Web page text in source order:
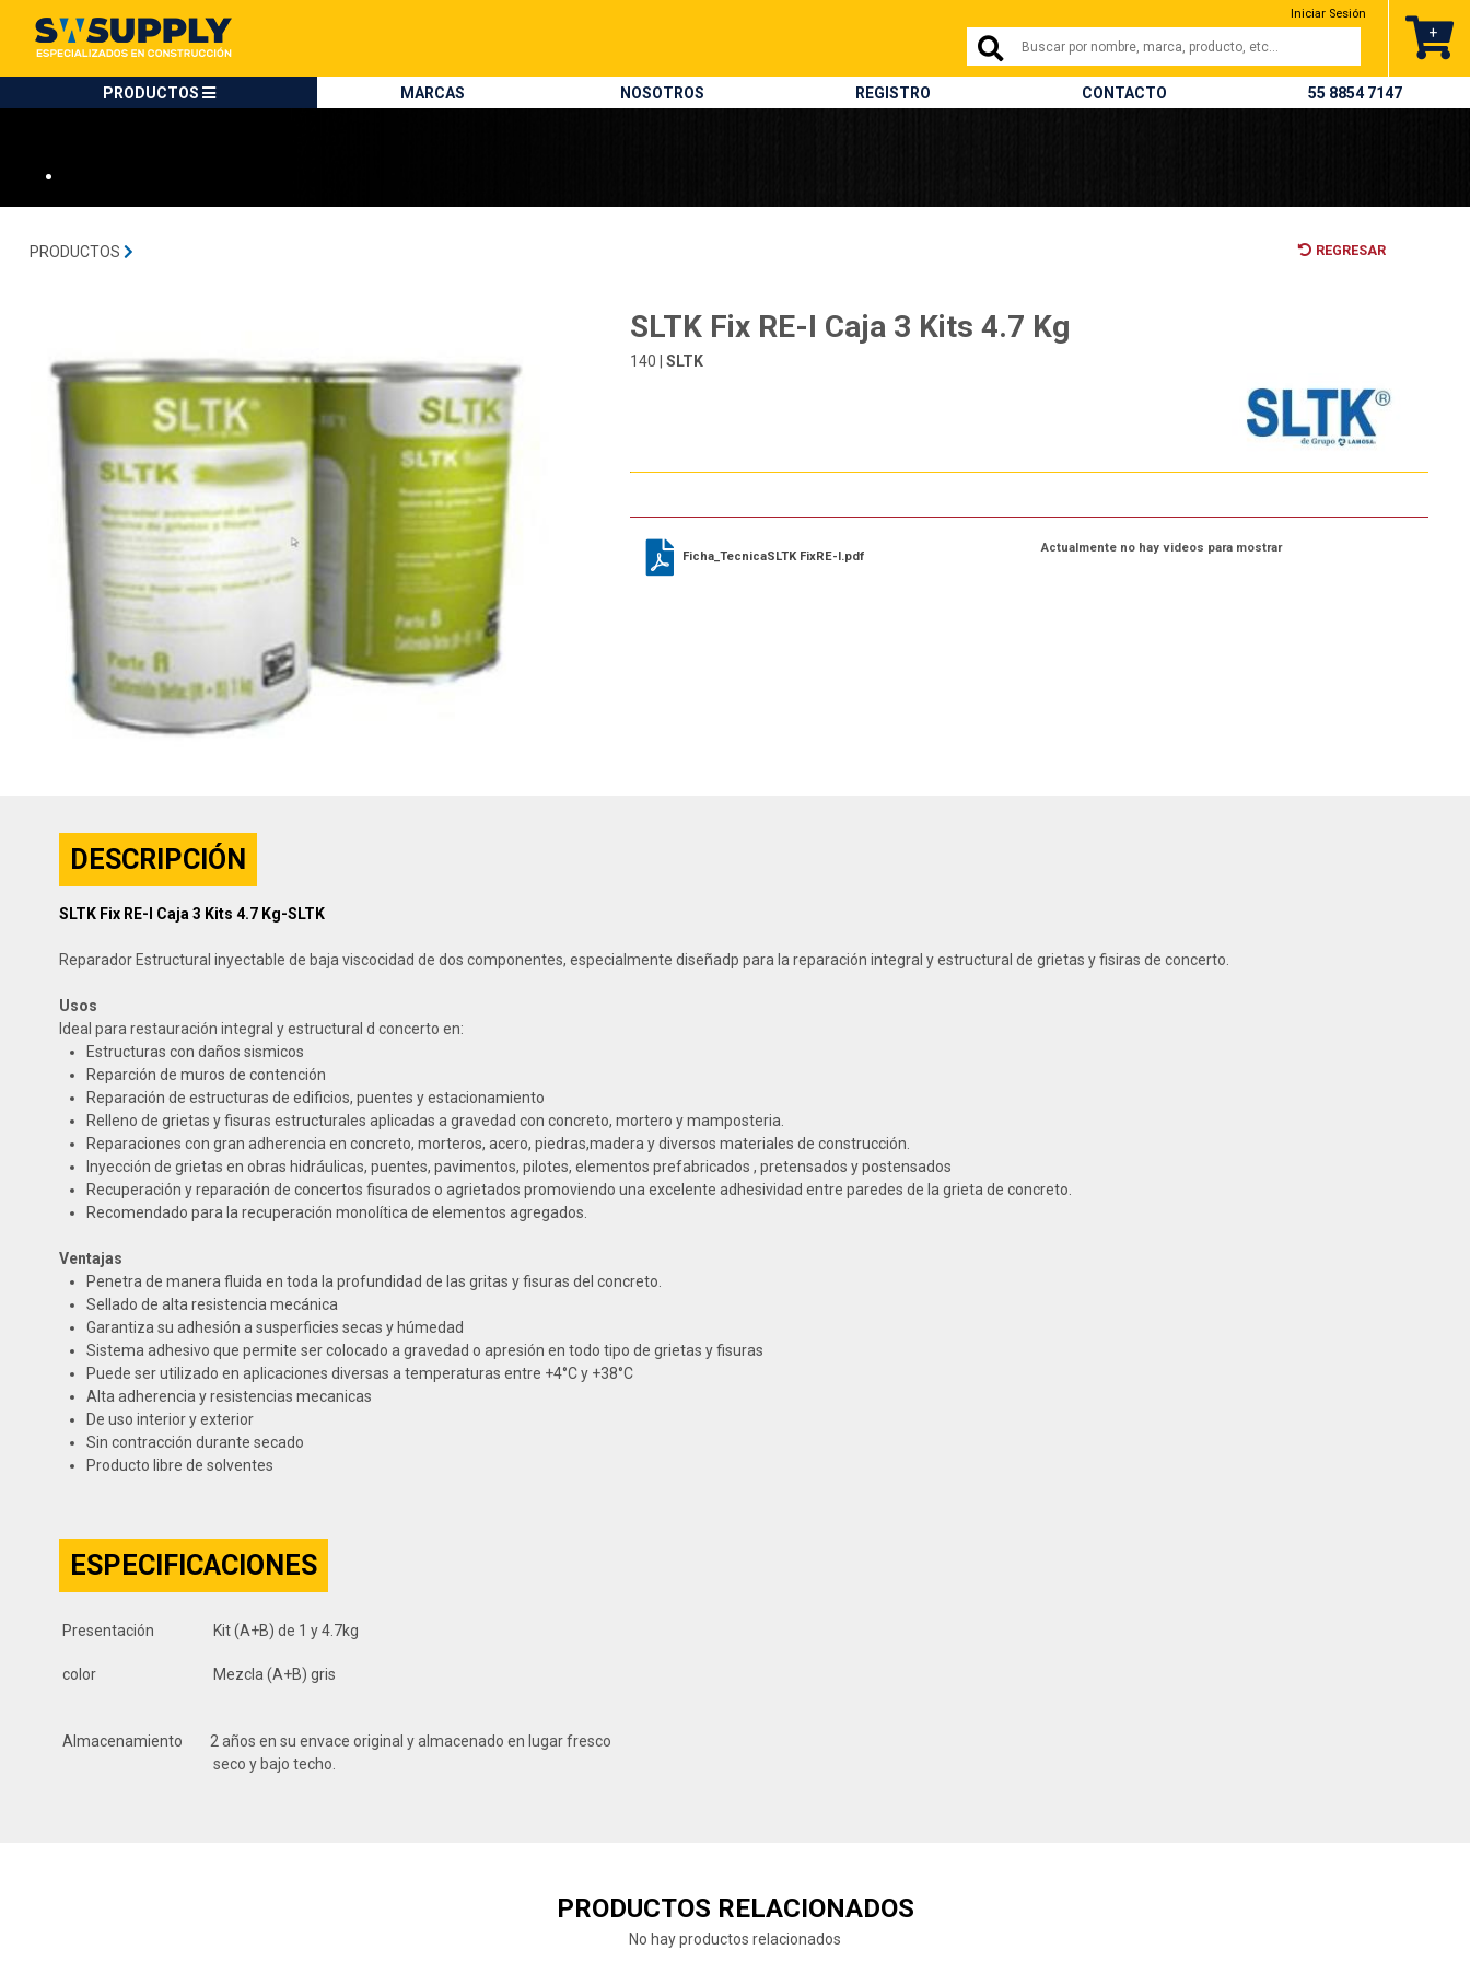
PRODUCTOS MARCAS NOSOTROS REGISTRO CONTACTO 55 8854 7147
Iniciar Sesión
+
•
PRODUCTOS REGRESAR
SLTK Fix RE-I Caja 3 Kits 4.7 Kg
140 |SLTK
Ficha_TecnicaSLTK FixRE-I.pdf
Actualmente no hay videos para mostrar
DESCRIPCIÓN
SLTK Fix RE-I Caja 3 Kits 4.7 Kg-SLTK
Reparador Estructural inyectable de baja viscocidad de dos componentes, especialmente diseñadp para la reparación integral y estructural de grietas y fisiras de concerto.
Usos
Ideal para restauración integral y estructural d concerto en:
Estructuras con daños sismicos
Reparción de muros de contención
Reparación de estructuras de edificios, puentes y estacionamiento
Relleno de grietas y fisuras estructurales aplicadas a gravedad con concreto, mortero y mamposteria.
Reparaciones con gran adherencia en concreto, morteros, acero, piedras,madera y diversos materiales de construcción.
Inyección de grietas en obras hidráulicas, puentes, pavimentos, pilotes, elementos prefabricados , pretensados y postensados
Recuperación y reparación de concertos fisurados o agrietados promoviendo una excelente adhesividad entre paredes de la grieta de concreto.
Recomendado para la recuperación monolítica de elementos agregados.
Ventajas
Penetra de manera fluida en toda la profundidad de las gritas y fisuras del concreto.
Sellado de alta resistencia mecánica
Garantiza su adhesión a susperficies secas y húmedad
Sistema adhesivo que permite ser colocado a gravedad o apresión en todo tipo de grietas y fisuras
Puede ser utilizado en aplicaciones diversas a temperaturas entre +4°C y +38°C
Alta adherencia y resistencias mecanicas
De uso interior y exterior
Sin contracción durante secado
Producto libre de solventes
ESPECIFICACIONES
Presentación Kit (A+B) de 1 y 4.7kg
color Mezcla (A+B) gris
Almacenamiento
2 años en su envace original y almacenado en lugar fresco
seco y bajo techo.
PRODUCTOS RELACIONADOS
No hay productos relacionados